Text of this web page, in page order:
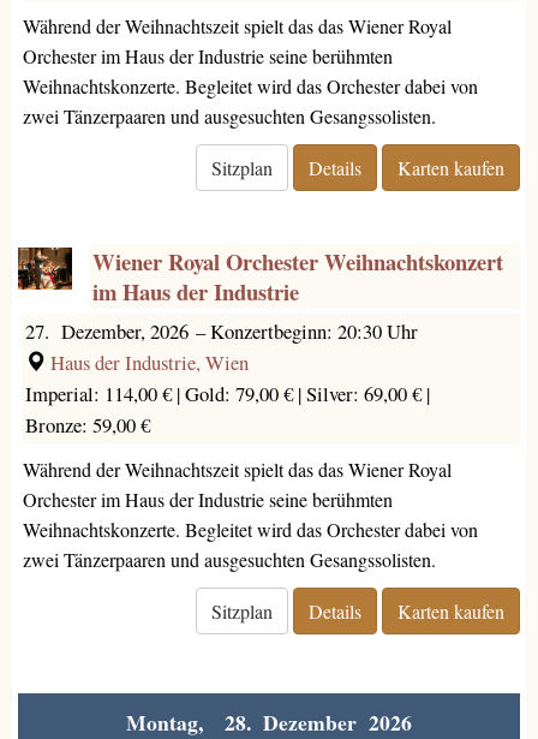
Während der Weihnachtszeit spielt das das Wiener Royal
Orchester im Haus der Industrie seine berühmten
Weihnachtskonzerte. Begleitet wird das Orchester dabei von
zwei Tänzerpaaren und ausgesuchten Gesangssolisten.
Sitzplan Details Karten kaufen
Wiener Royal Orchester Weihnachtskonzert
im Haus der Industrie
27. Dezember, 2026 –Konzertbeginn: 20:30 Uhr
Haus der Industrie, Wien
Imperial: 114,00 € |Gold: 79,00 € |Silver: 69,00 € |
Bronze: 59,00 €
Während der Weihnachtszeit spielt das das Wiener Royal
Orchester im Haus der Industrie seine berühmten
Weihnachtskonzerte. Begleitet wird das Orchester dabei von
zwei Tänzerpaaren und ausgesuchten Gesangssolisten.
Sitzplan Details Karten kaufen
Montag, 28. Dezember 2026